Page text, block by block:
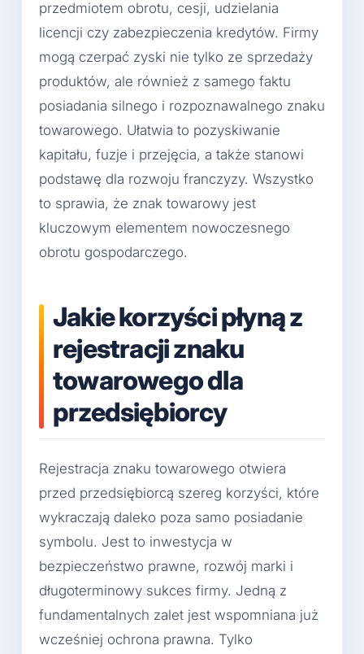
przedmiotem obrotu, cesji, udzielania
licencji czy zabezpieczenia kredytów. Firmy
mogą czerpać zyski nie tylko ze sprzedaży
produktów, ale również z samego faktu
posiadania silnego i rozpoznawalnego znaku
towarowego. Ułatwia to pozyskiwanie
kapitału, fuzje i przejęcia, a także stanowi
podstawę dla rozwoju franczyzy. Wszystko
to sprawia, że znak towarowy jest
kluczowym elementem nowoczesnego
obrotu gospodarczego.
Jakie korzyści płyną z
rejestracji znaku
towarowego dla
przedsiębiorcy
Rejestracja znaku towarowego otwiera
przed przedsiębiorcą szereg korzyści, które
wykraczają daleko poza samo posiadanie
symbolu. Jest to inwestycja w
bezpieczeństwo prawne, rozwój marki i
długoterminowy sukces firmy. Jedną z
fundamentalnych zalet jest wspomniana już
wcześniej ochrona prawna. Tylko